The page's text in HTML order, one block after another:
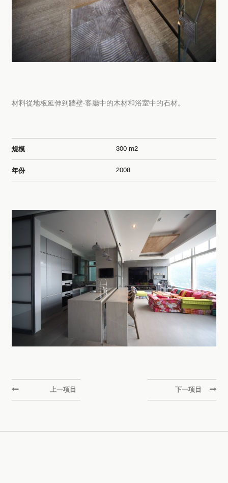
材料從地板延伸到牆壁-客廳中的木材和浴室中的石材。
规模 300 m2
年份 2008
上一项目 下一项目